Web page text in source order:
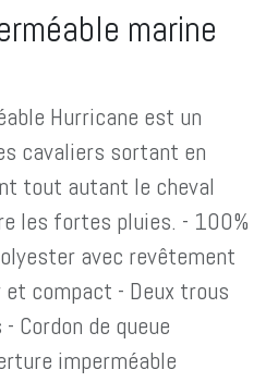
marine
Hurricane est un
cavaliers sortant en
tout autant le cheval
les fortes pluies. - 100%
avec revêtement
et compact - Deux trous
Cordon de queue
imperméable